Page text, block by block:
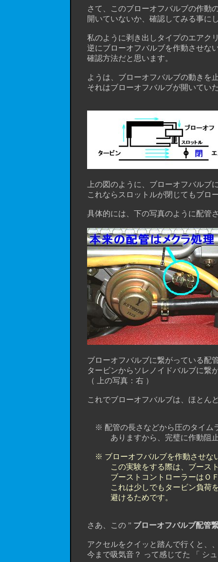
さて、このブローオフバルブの作動の
開いていないか、確認してみる事に
私のように剥き出しタイプのエアクリ
逆にブローオフバルブを作動させない
確認方法だと思います。
ようは、ブローオフバルブの動きを止
それはブローオフバルブが開いてい
上の図のように、ブローオフバルブに
これならスロットルが閉じてもブロー
具体的には、下の写真のように配管
ブローオフバルブに繋がっている配管
タービンからソレノイドバルブに繋が
（ 上の写真：右 ）
これでブローオフバルブは、ほとん
※ 配管の長さなどから圧のタイムラ
ありますから、完璧に作動阻止と
※ ブローオフバルブを作動させな
この実験をする際は、ブースト
ブーストコントローラーはＯＦ
これは少しでもタービン負荷を
避けるためです。
さあ、この ” ブローオフバルブ配管
アクセルをクイッと踏んで行くと
今まで吸気音？ って感じてた 「 シュ